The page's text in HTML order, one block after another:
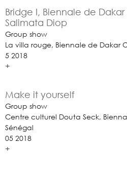
Bridge I, Biennale de
Salimata Diop
Group show
La villa rouge, Biennale de Dakar
5 2018
+
Make it yourself
Group show
Centre culturel Douta Seck,
Sénégal
05 2018
+